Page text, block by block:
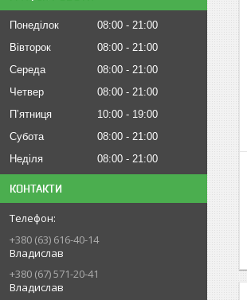
Понеділок 08:00
21:00
Вівторок
08:00
21:00
Середа
08:00
21:00
Четвер
08:00
21:00
Пʼятниця
10:00
19:00
Субота
08:00
21:00
Неділя
08:00 21:00
КОНТАКТИ
+380 (63) 616-40-14
Владислав
+380 (67) 571-20-41
Владислав